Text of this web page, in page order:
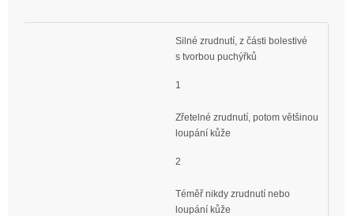
Silné zrudnutí, z části bolestivé
s tvorbou puchýřků
1
Zřetelné zrudnutí, potom většinou
loupání kůže
2
Téměř nikdy zrudnutí nebo
loupání kůže